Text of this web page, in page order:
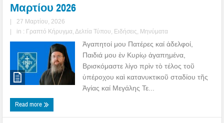
Μαρτίου 2026
|
27 Μαρτίου, 2026
|
in : Γραπτό Κήρυγμα Δελτία Τύπου Ειδήσεις Μηνύματα
Ἀγαπητοί μου Πατέρες καί ἀδελφοί,
Παιδιά μου ἐν Κυρίῳ ἀγαπημένα,
Βρισκόμαστε λίγο πρὶν τὸ τέλος τοῦ
ὑπέροχου καὶ κατανυκτικοῦ σταδίου τῆς
Ἁγίας καί Μεγάλης Τε...
Read more